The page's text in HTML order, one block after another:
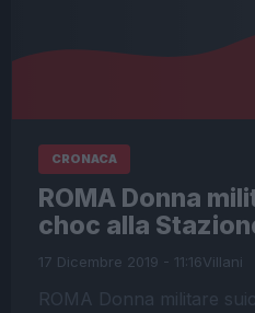
CRONACA
ROMA Donna
choc alla
17 Dicembre 2019 - 11:16Villani
ROMA Donna militare